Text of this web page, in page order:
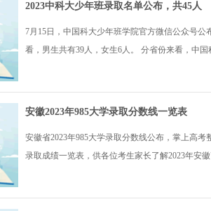
2023中科大少年班录取名单公布，共45人
7月15日，中国科大少年班学院官方微信公众号
看，男生共有39人，女生6人。 分省份来看，中国
安徽2023年985大学录取分数线一览表
安徽省2023年985大学录取分数线公布，掌上高
录取成绩一览表，供各位考生家长了解2023年安